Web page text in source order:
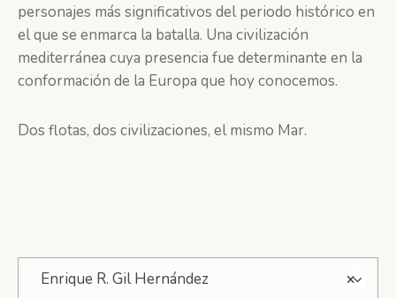
personajes más significativos del periodo histórico en
el que se enmarca la batalla. Una civilización
mediterránea cuya presencia fue determinante en la
conformación de la Europa que hoy conocemos.
Dos flotas, dos civilizaciones, el mismo Mar.
×
Enrique R. Gil Hernández